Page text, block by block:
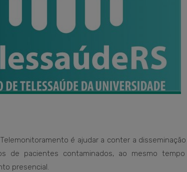
é ajudar a conter a
de pacientes contaminados, ao mesmo
presencial.